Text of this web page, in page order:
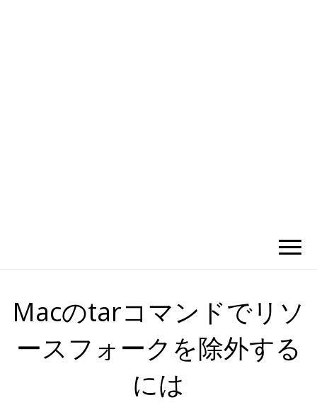
Macのtarコマンドでリソ
ースフォークを除外する
には